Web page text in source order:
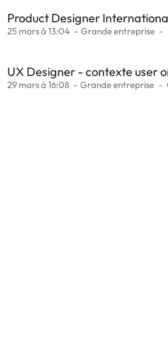
Product Designer
25 mars à 13:04 Grande entreprise
UX Designer - contexte user
29 mars à 16:08 Grande entreprise